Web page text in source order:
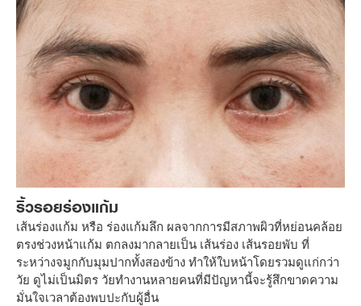
ริ้วรอยร่องแก้ม
เส้นร่องแก้ม หรือ ร่องแก้มลึก ผลจากการมีสภาพผิวที่หย่อนคล้อย
ตรงช่วงหน้าแก้ม ตกลงมากลายเป็น เส้นร่อง เส้นรอยพับ ที่
ระหว่างจมูกกับมุมปากทั้งสองข้าง ทำให้ใบหน้าโดยรวมดูแก่กว่า
วัย ดูไม่เป็นมิตร วัยทำงานหลายคนที่มีปัญหานี้จะรู้สึกขาดความ
มั่นใจเวลาต้องพบปะกับผู้อื่น